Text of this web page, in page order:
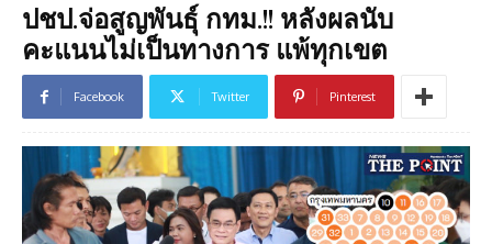
ปชป.จ่อสูญพันธุ์ กทม.!! หลังผลนับ
คะแนนไม่เป็นทางการ แพ้ทุกเขต
Facebook Twitter Pinterest